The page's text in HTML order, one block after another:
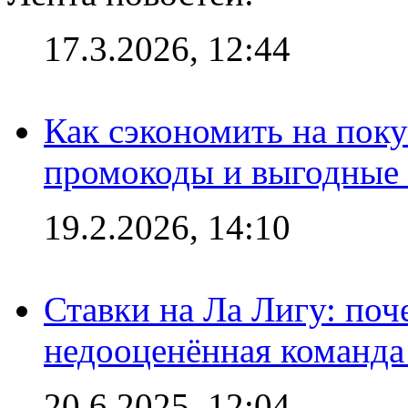
17.3.2026, 12:44
Как сэкономить на
промокоды и выгодные
19.2.2026, 14:10
Ставки на Ла Лигу:
недооценённая